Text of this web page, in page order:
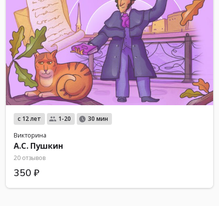
с 12 лет 1-20 30 мин
Викторина
А.С. Пушкин
20 отзывов
350 ₽